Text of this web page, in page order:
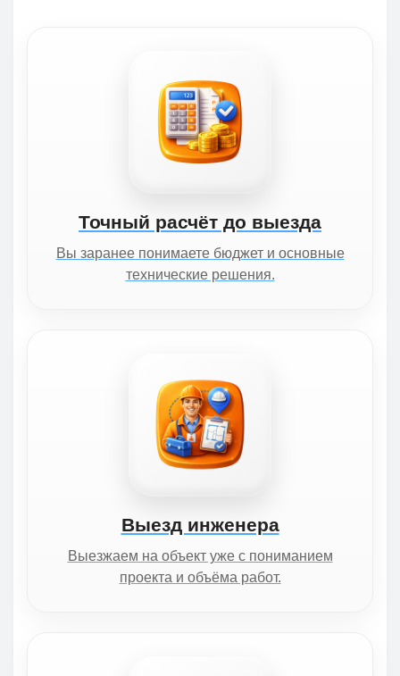
Точный расчёт до выезда
Вы заранее понимаете бюджет и основные
технические решения.
Выезд инженера
Выезжаем на объект уже с пониманием
проекта и объёма работ.